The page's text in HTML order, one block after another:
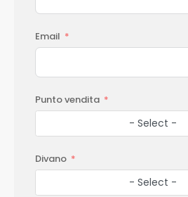
Email
Punto vendita
- Select -
Divano
- Select -